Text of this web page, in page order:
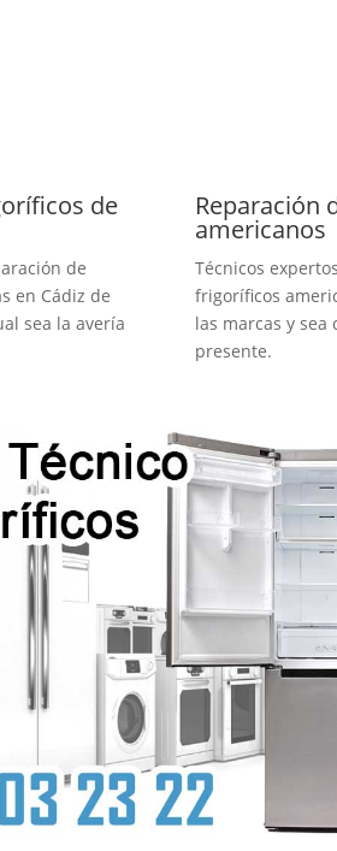
de
de
en Cádiz de
sea la avería
Reparación
americanos
Técnicos
frigoríficos
las marcas y sea
presente.